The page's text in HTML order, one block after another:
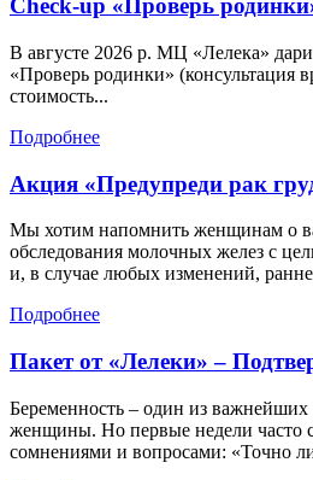
Check-up «Проверь
В августе 2026 р. МЦ «Лелека»
«Проверь родинки» (консультация
стоимость...
Подробнее
Акция «Предупреди рак
Мы хотим напомнить женщинам о
обследования молочных желез с
и, в случае любых изменений,
Подробнее
Пакет от «Лелеки» –
Беременность – один из
женщины. Но первые недели часто
сомнениями и вопросами: «Точно